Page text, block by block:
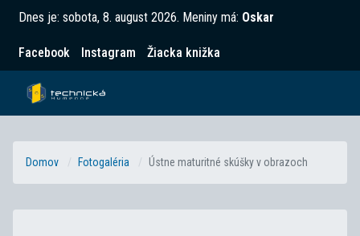
Dnes je: sobota, 8. august 2026. Meniny má: Oskar
Facebook Instagram Žiacka knižka
Domov Fotogaléria Ústne maturitné skúšky v obrazoch